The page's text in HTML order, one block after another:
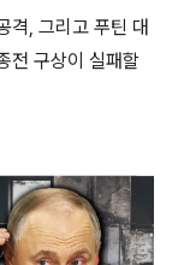
격, 그리고 푸틴 대
전 구상이 실패할